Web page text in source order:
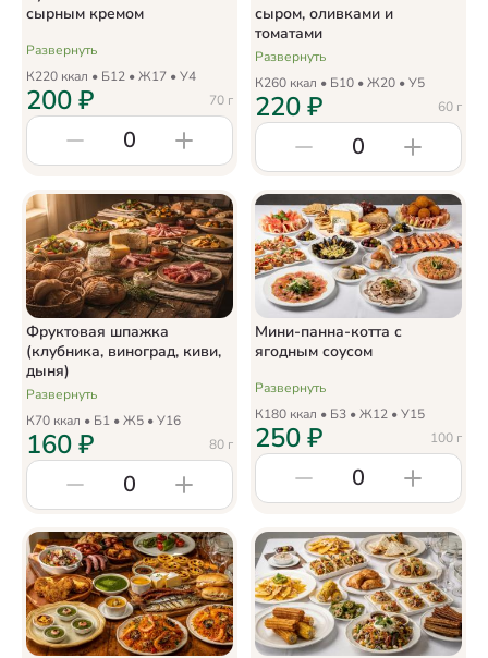
сырным кремом
Развернуть
К220 ккал • Б12 • Ж17 • У4
70 г
200₽
0
сыром, оливками и
томатами
Развернуть
К260 ккал • Б10 • Ж20 • У5
60 г
220₽
0
Фруктовая шпажка
(клубника, виноград, киви,
дыня)
Развернуть
К70 ккал • Б1 • Ж5 • У16
80 г
160₽
0
Мини-панна-котта с
ягодным соусом
Развернуть
К180 ккал • Б3 • Ж12 • У15
100 г
250₽
0